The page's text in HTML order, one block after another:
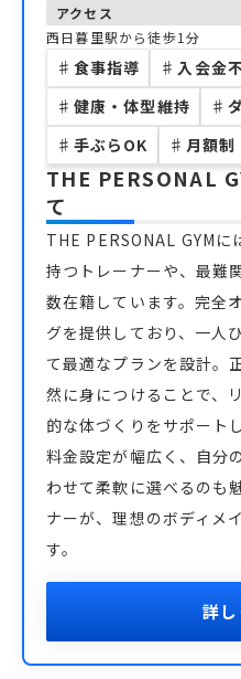
アクセス
西日暮里駅から徒歩1分
♯ 食事指導 ♯ 入会金
♯ 健康・体型維持 ♯
♯ 手ぶらOK ♯ 月額制
THE PERSONAL
て
THE PERSONAL GYMに
持つトレーナーや、最難
数在籍しています。完全
グを提供しており、一人
て最適なプランを設計。
然に身につけることで、
的な体づくりをサポート
料金設定が幅広く、自分
わせて柔軟に選べるのも
ナーが、理想のボディメ
す。
詳し